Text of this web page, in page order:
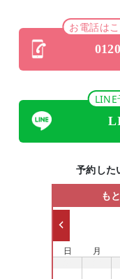
お電話は
予約した
も
日 月